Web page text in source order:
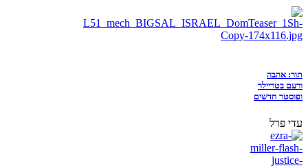
תור: אהבה
ורעם בטריילר
ופוסטר חדשים
עדי פרל